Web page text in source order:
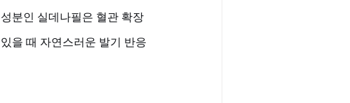
분인 실데나필은 혈관 확장
을 때 자연스러운 발기 반응